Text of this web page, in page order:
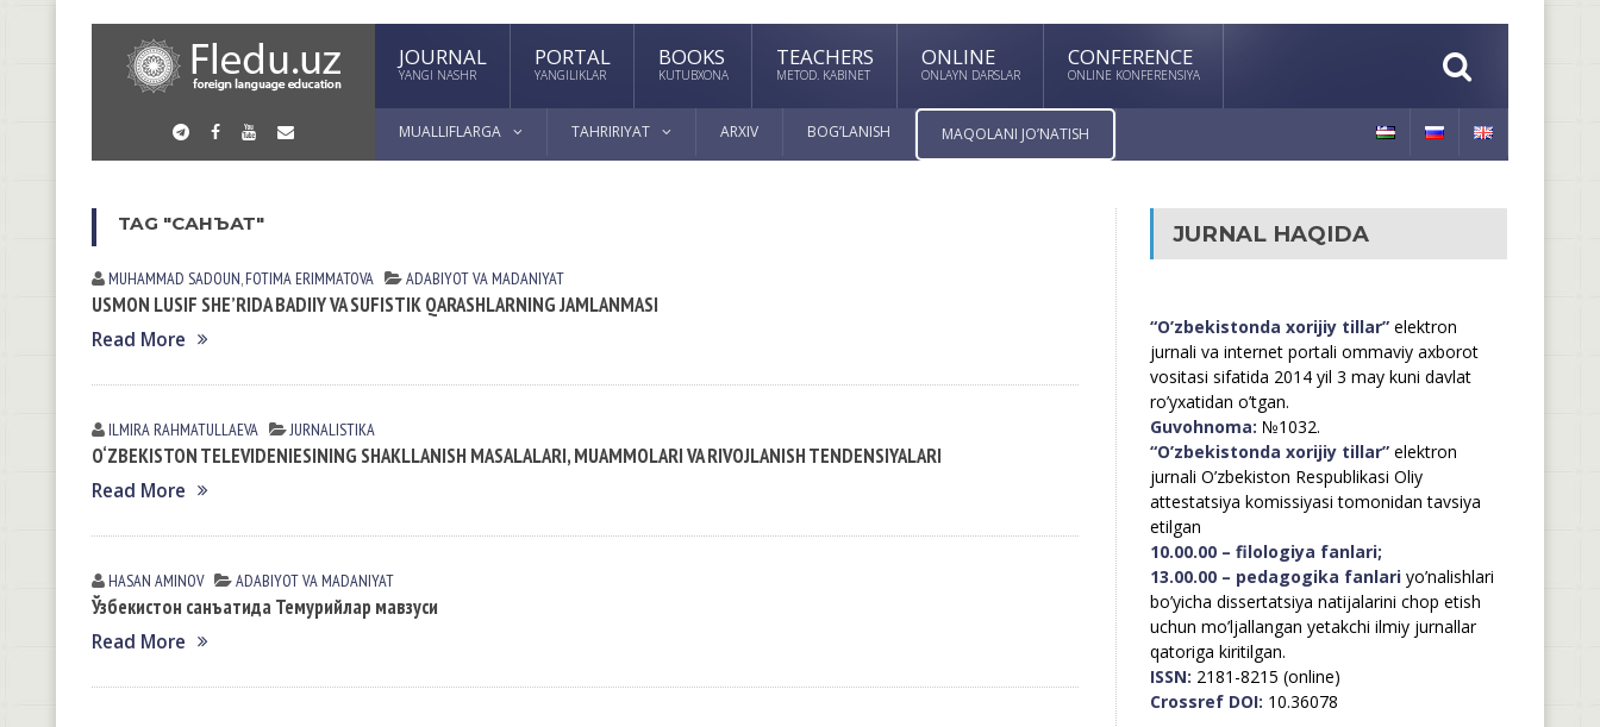
JOURNAL
YANGI NASHR
PORTAL
YANGILIKLAR
BOOKS
KUTUBXONA
TEACHERS
METOD. KABINET
ONLINE
ONLAYN DARSLAR
CONFERENCE
ONLINE KONFERENSIYA
MUALLIFLARGA TAHRIRIYAT ARXIV BOG’LANISH MAQOLANI JO’NATISH
TAG "САНЪАТ"
MUHAMMAD SADOUN,FOTIMA ERIMMATOVA АDАBIYOT VА MАDАNIYAT
USMON LUSIF SHE’RIDA BADIIY VA SUFISTIK QARASHLARNING JAMLANMASI
Read More
ILMIRA RAHMATULLAEVA JURNALISTIKA
O‘ZBEKISTON TELEVIDENIESINING SHAKLLANISH MASALALARI, MUAMMOLARI VA RIVOJLANISH TENDENSIYALARI
Read More
HASAN АMINOV АDАBIYOT VА MАDАNIYAT
Ўзбекистон санъатида Темурийлар мавзуси
Read More
JURNAL HAQIDA
“O’zbekistonda xorijiy tillar”elektron
jurnali va internet portali ommaviy axborot
vositasi sifatida 2014 yil 3 may kuni davlat
ro’yxatidan o’tgan.
Guvohnoma: №1032.
“O’zbekistonda xorijiy tillar”elektron
jurnali O’zbekiston Respublikasi Oliy
attestatsiya komissiyasi tomonidan tavsiya
etilgan
10.00.00 – filologiya fanlari;
13.00.00 – pedagogika fanlariyo’nalishlari
bo’yicha dissertatsiya natijalarini chop etish
uchun mo’ljallangan yetakchi ilmiy jurnallar
qatoriga kiritilgan.
ISSN: 2181-8215 (online)
Crossref DOI: 10.36078